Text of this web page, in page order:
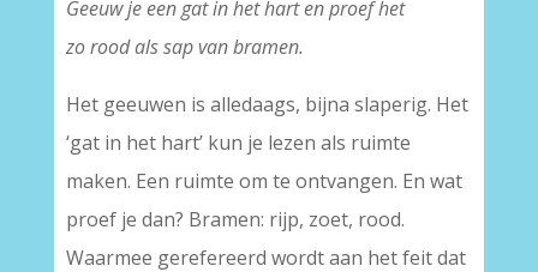
Geeuw je een gat in het hart en proef het
zo rood als sap van bramen.
Het geeuwen is alledaags, bijna slaperig. Het
‘gat in het hart’ kun je lezen als ruimte
maken. Een ruimte om te ontvangen. En wat
proef je dan? Bramen: rijp, zoet, rood.
Waarmee gerefereerd wordt aan het feit dat